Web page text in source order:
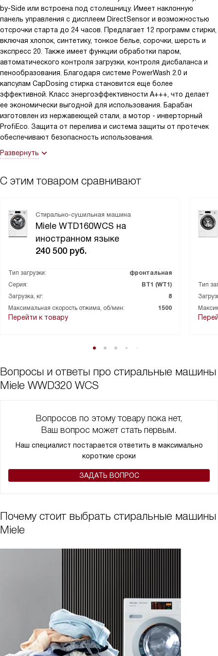
облегчила мне жизнь. Рекомендую всем, кто ищет надежную и
качественную стиральную машину!
by-Side или встроена под столешницу. Имеет наклонную
панель управления с дисплеем DirectSensor и возможностью
отсрочки старта до 24 часов. Предлагает 12 программ стирки,
включая хлопок, синтетику, тонкое белье, сорочки, шерсть и
экспресс 20. Также имеет функции обработки паром,
автоматического контроля загрузки, контроля дисбаланса и
пенообразования. Благодаря системе PowerWash 2.0 и
капсулам CapDosing стирка становится еще более
эффективной. Класс энергоэффективности A+++, что делает
ее экономически выгодной для использования. Барабан
изготовлен из нержавеющей стали, а мотор - инверторный
ProfiEco. Защита от перелива и система защиты от протечек
обеспечивают безопасность использования.
Развернуть
С этим товаром сравнивают
Стирально-сушильная машина
Miele WTD160WCS на
иностранном языке
240 500 руб.
Тип загрузки:
фронтальная
Серия:
ВТ1 (WT1)
Загрузка, кг:
8
Максимальная скорость отжима, об/мин:
1500
Перейти к товару
Тип
Вопросы и ответы про стиральные машины
Miele WWD320 WCS
Вопросов по этому товару пока нет,
Ваш вопрос может стать первым.
Наш специалист постарается ответить в максимально
короткие сроки
ЗАДАТЬ ВОПРОС
Почему стоит выбрать стиральные машины
Miele